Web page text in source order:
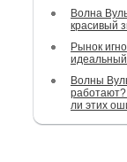
Волна
красивый
Рынок
Волны
ли этих